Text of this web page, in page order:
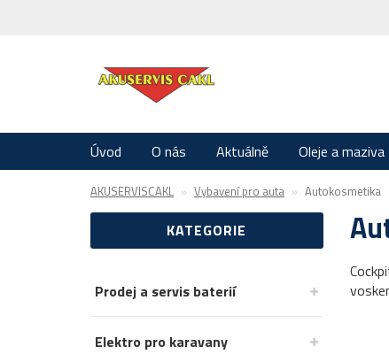
Úvod O nás Aktuálně Oleje a maziva
AKUSERVISCAKL Vybavení pro auta Autokosmetika
KATEGORIE
Prodej a servis baterií
Elektro pro karavany